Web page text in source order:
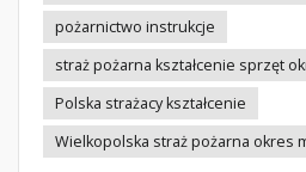
pożarnictwo instrukcje
straż pożarna kształcenie sprzęt
Polska strażacy kształcenie
Wielkopolska straż pożarna okres